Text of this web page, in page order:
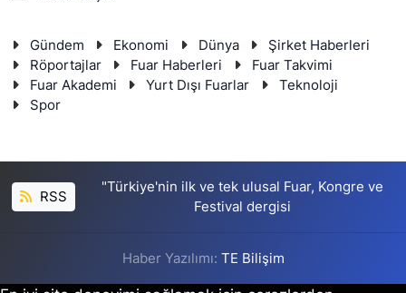
Gündem Ekonomi Dünya
Şirket Haberleri
Röportajlar
Fuar Haberleri
Fuar Takvimi
Fuar Akademi
Yurt Dışı Fuarlar
Teknoloji
Spor
RSS
"Türkiye'nin ilk ve tek ulusal Fuar, Kongre ve
Festival dergisi
Haber Yazılımı: TE Bilişim